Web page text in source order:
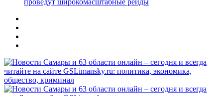
проведут широкомасштабные рейды
Меню